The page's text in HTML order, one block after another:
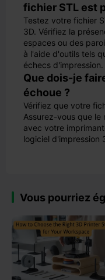
fichier STL est
Testez votre fichier
3D. Vérifiez la
espaces ou des
à l'aide d'outils tels
échecs d'impression.
Que dois-je
échoue ?
Vérifiez que votre
Assurez-vous que
avec votre
logiciel d'impression
Vous pourriez